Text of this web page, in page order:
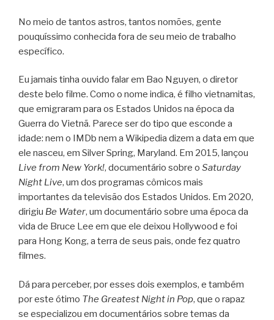
No meio de tantos astros, tantos nomões, gente
pouquíssimo conhecida fora de seu meio de trabalho
específico.
Eu jamais tinha ouvido falar em Bao Nguyen, o diretor
deste belo filme. Como o nome indica, é filho vietnamitas,
que emigraram para os Estados Unidos na época da
Guerra do Vietnã. Parece ser do tipo que esconde a
idade: nem o IMDb nem a Wikipedia dizem a data em que
ele nasceu, em Silver Spring, Maryland. Em 2015, lançou
Live from New York!, documentário sobre o Saturday
Night Live, um dos programas cômicos mais
importantes da televisão dos Estados Unidos. Em 2020,
dirigiu Be Water, um documentário sobre uma época da
vida de Bruce Lee em que ele deixou Hollywood e foi
para Hong Kong, a terra de seus pais, onde fez quatro
filmes.
Dá para perceber, por esses dois exemplos, e também
por este ótimo The Greatest Night in Pop, que o rapaz
se especializou em documentários sobre temas da